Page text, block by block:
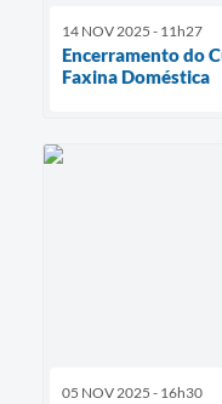
14 NOV 2025 - 11h27
Encerramento do
Faxina Doméstica
05 NOV 2025 - 16h30